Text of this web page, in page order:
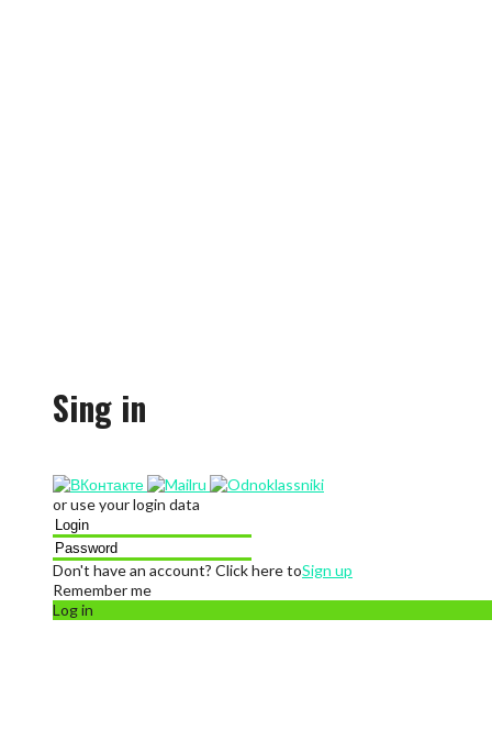
Sing in
or use your login data
Don't have an account? Click here toSign up
Remember me
Log in